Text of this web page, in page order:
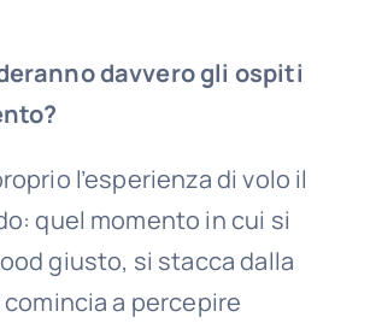
davvero gli ospiti
l’esperienza di volo il
quel momento in cui si
giusto, si stacca dalla
a percepire